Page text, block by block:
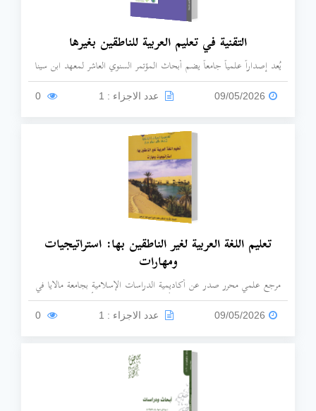
التقنية في تعليم العربية للناطقين بغيرها
يُعد إصداراً علمياً جامعاً يضم أبحاث المؤتمر السنوي العاشر لمعهد ابن سينا
للعلوم الإنسانية، والذي نُظم بالتعاون مع مركز الملك عبد الله بن عبد العزيز
الدولي لخدمة اللغة العربية في باريس عام 2016م.09/05/2026 عدد الاجزاء : 1
تعليم اللغة العربية لغير الناطقين بها: استراتيجيات
ومهارات
مرجع علمي محرر صدر عن أكاديمية الدراسات الإسلامية بجامعة مالايا في
ماليزيا (عام 2011م)، شارك في تأليفه وتحريره نخبة من الأساتذة والباحثين.
09/05/2026 عدد الاجزاء : 1